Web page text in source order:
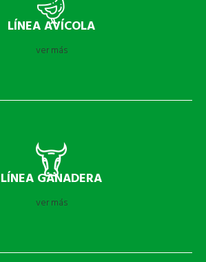
LÍNEA AVÍCOLA
ver más
LÍNEA GANADERA
ver más